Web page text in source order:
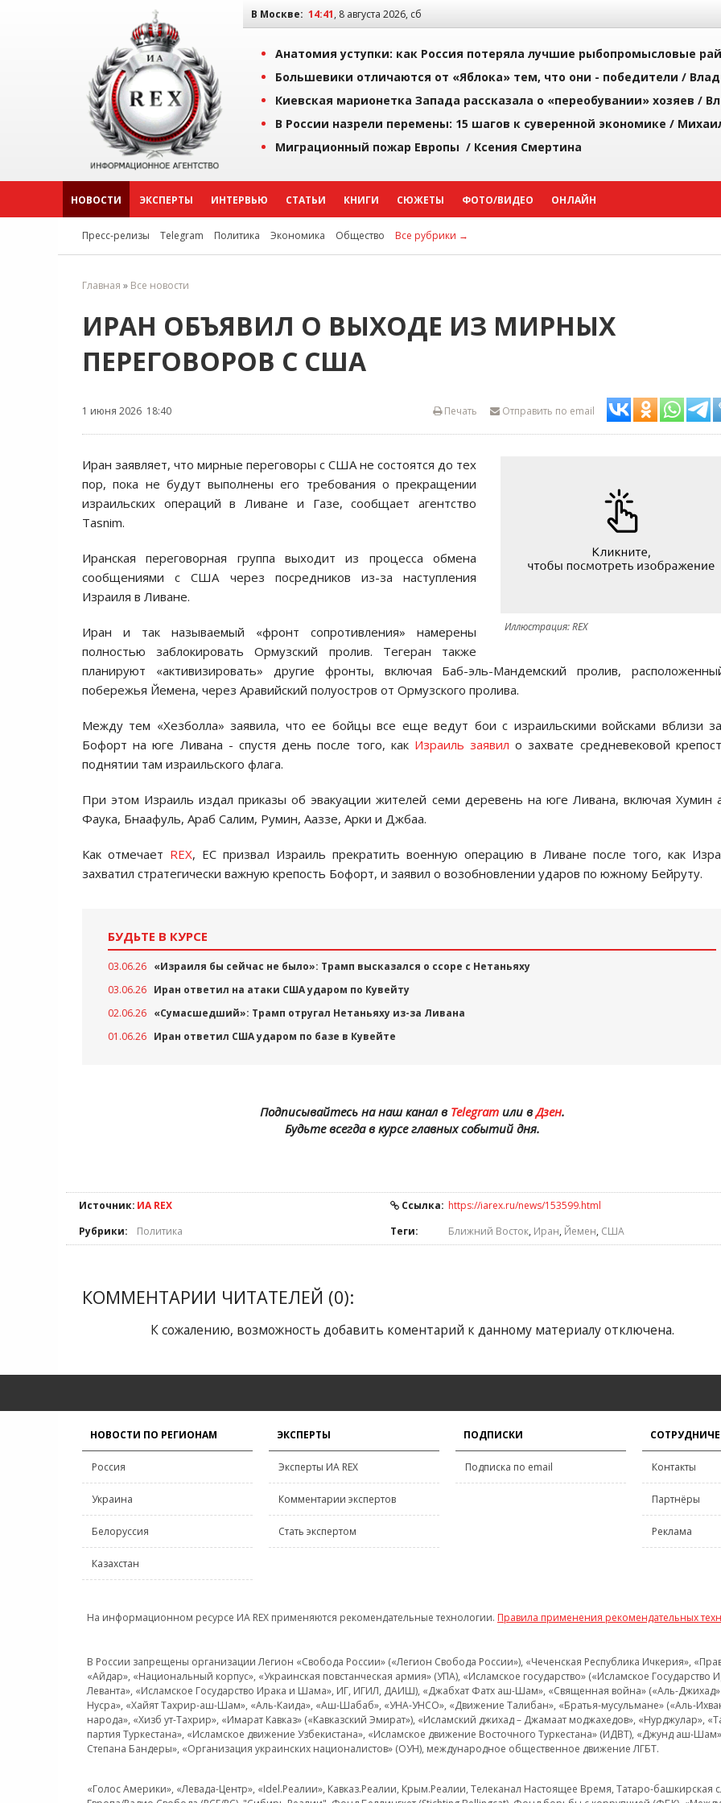
В Москве: 14:41, 8 августа 2026, сб
Анатомия уступки: как Россия потеряла лучшие рыбопромысловые
Большевики отличаются от «Яблока» тем, что они - победители /
Киевская марионетка Запада рассказала о «переобувании» хозяев /
В России назрели перемены: 15 шагов к суверенной экономике /
Миграционный пожар Европы / Ксения Смертина
НОВОСТИ ЭКСПЕРТЫ ИНТЕРВЬЮ СТАТЬИ КНИГИ СЮЖЕТЫ ФОТО/ВИДЕО ОНЛАЙН
Пресс-релизы Telegram Политика Экономика Общество Все рубрики →
Главная » Все новости
ИРАН ОБЪЯВИЛ О ВЫХОДЕ ИЗ МИРНЫХ
ПЕРЕГОВОРОВ С США
1 июня 2026 18:40 Отправить по email
Печать
Иллюстрация: REX
Иран заявляет, что мирные переговоры с США не состоятся до тех
пор, пока не будут выполнены его требования о прекращении
израильских операций в Ливане и Газе, сообщает агентство
Tasnim.
Иранская переговорная группа выходит из процесса обмена
сообщениями с США через посредников из-за наступления
Израиля в Ливане.
Иран и так называемый «фронт сопротивления» намерены
полностью заблокировать Ормузский пролив. Тегеран также
планируют «активизировать» другие фронты, включая Баб-эль-Мандемский пролив,
побережья Йемена, через Аравийский полуостров от Ормузского пролива.
Между тем «Хезболла» заявила, что ее бойцы все еще ведут бои с израильскими войсками вблизи
Бофорт на юге Ливана - спустя день после того, как Израиль заявил о захвате средневековой
поднятии там израильского флага.
При этом Израиль издал приказы об эвакуации жителей семи деревень на юге Ливана, включая Хумин
Фаука, Бнаафуль, Араб Салим, Румин, Ааззе, Арки и Джбаа.
Как отмечает REX, ЕС призвал Израиль прекратить военную операцию в Ливане после того, как
захватил стратегически важную крепость Бофорт, и заявил о возобновлении ударов по южному Бейруту.
БУДЬТЕ В КУРСЕ
03.06.26 «Израиля бы сейчас не было»: Трамп высказался о ссоре с Нетаньяху
03.06.26 Иран ответил на атаки США ударом по Кувейту
02.06.26 «Сумасшедший»: Трамп отругал Нетаньяху из-за Ливана
01.06.26 Иран ответил США ударом по базе в Кувейте
Подписывайтесь на наш канал в Telegramили вДзен.
Будьте всегда в курсе главных событий дня.
Источник: ИА REX Ссылка: https://iarex.ru/news/153599.html
Рубрики:
Политика Теги: Ближний Восток, Иран, Йемен, США
КОММЕНТАРИИ ЧИТАТЕЛЕЙ (0):
К сожалению, возможность добавить коментарий к данному материалу отключена.
НОВОСТИ ПО РЕГИОНАМ
Россия
Украина
Белоруссия
Казахстан
ЭКСПЕРТЫ
Эксперты ИА REX
Комментарии экспертов
Стать экспертом
ПОДПИСКИ
Подписка по email Контакты
Партнёры
Реклама
На информационном ресурсе ИА REX применяются рекомендательные технологии. Правила применения рекомендательных
В России запрещены организации Легион «Свобода России» («Легион Свобода России»), «Чеченская Республика Ичкерия»,
«Айдар», «Национальный корпус», «Украинская повстанческая армия» (УПА), «Исламское государство» («Исламское
Леванта», «Исламское Государство Ирака и Шама», ИГ, ИГИЛ, ДАИШ), «Джабхат Фатх аш-Шам», «Священная война» («Аль-Джихад»
Нусра», «Хайят Тахрир-аш-Шам», «Аль-Каида», «Аш-Шабаб», «УНА-УНСО», «Движение Талибан», «Братья-мусульмане» («Аль-
народа», «Хизб ут-Тахрир», «Имарат Кавказ» («Кавказский Эмират»), «Исламский джихад – Джамаат моджахедов», «Нурджулар»,
партия Туркестана», «Исламское движение Узбекистана», «Исламское движение Восточного Туркестана» (ИДВТ), «Джунд аш-
Степана Бандеры», «Организация украинских националистов» (ОУН), международное общественное движение ЛГБТ.
«Голос Америки», «Левада-Центр», «Idel.Реалии», Кавказ.Реалии, Крым.Реалии, Телеканал Настоящее Время, Татаро-